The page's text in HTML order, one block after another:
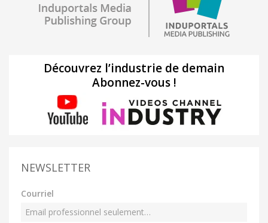
Découvrez l’industrie de demain
Abonnez-vous !
NEWSLETTER
Courriel